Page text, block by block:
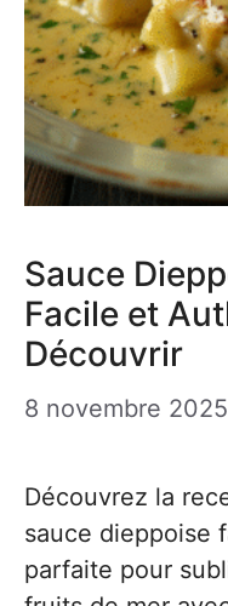
Sauce
Facile et
Découvrir
8 novembre 2025
Découvrez la
sauce dieppoise
parfaite pour